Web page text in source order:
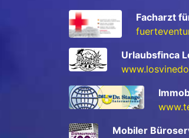
Facharzt
Urlaubsfinca
Mobiler